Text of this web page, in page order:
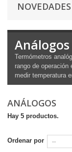
NOVEDADES
Análogos
Termómetros
rango de operación
medir temperatura
ANÁLOGOS
Hay 5 productos.
Ordenar por